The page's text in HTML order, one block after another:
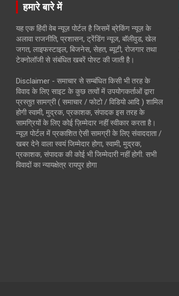
हमारे बारे में
यह एक हिंदी वेब न्यूज़ पोर्टल है जिसमें ब्रेकिंग न्यूज़ के
अलावा राजनीति, प्रशासन, ट्रेंडिंग न्यूज, बॉलीवुड, खेल
जगत, लाइफस्टाइल, बिजनेस, सेहत, ब्यूटी, रोजगार तथा
टेक्नोलॉजी से संबंधित खबरें पोस्ट की जाती है।
Disclaimer - समाचार से सम्बंधित किसी भी तरह के
विवाद के लिए साइट के कुछ तत्वों में उपयोगकर्ताओं द्वारा
प्रस्तुत सामग्री ( समाचार / फोटो / विडियो आदि ) शामिल
होगी स्वामी, मुद्रक, प्रकाशक, संपादक इस तरह के
सामग्रियों के लिए कोई ज़िम्मेदार नहीं स्वीकार करता है।
न्यूज़ पोर्टल में प्रकाशित ऐसी सामग्री के लिए संवाददाता /
खबर देने वाला स्वयं जिम्मेदार होगा, स्वामी, मुद्रक,
प्रकाशक, संपादक की कोई भी जिम्मेदारी नहीं होगी. सभी
विवादों का न्यायक्षेत्र रायपुर होगा